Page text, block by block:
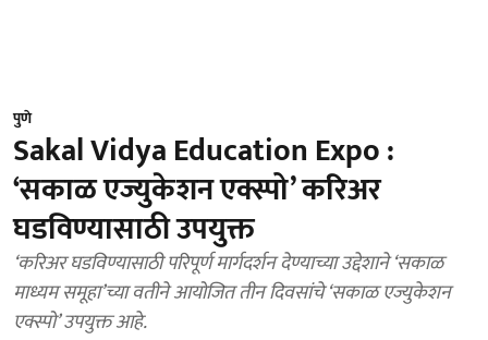
पुणे
Sakal Vidya Education Expo :
‘सकाळ एज्युकेशन एक्स्पो’ करिअर
घडविण्यासाठी उपयुक्त
‘करिअर घडविण्यासाठी परिपूर्ण मार्गदर्शन देण्याच्या उद्देशाने ‘सकाळ
माध्यम समूहा’च्या वतीने आयोजित तीन दिवसांचे ‘सकाळ एज्युकेशन
एक्स्पो’ उपयुक्त आहे.